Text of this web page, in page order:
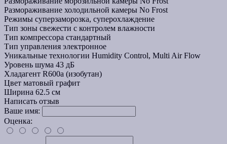
Размораживание холодильной камеры No Frost
Режимы суперзаморозка, суперохлаждение
Тип зоны свежести с контролем влажности
Тип компрессора стандартный
Тип управления электронное
Уникальные технологии Humidity Control, Multi Air Flow
Уровень шума 43 дБ
Хладагент R600a (изобутан)
Цвет матовый графит
Ширина 62.5 см
Написать отзыв
Ваше имя:
Оценка: